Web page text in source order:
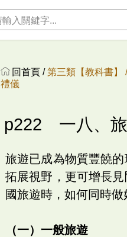
回首頁 /第三類【教科書】
禮儀
p222 一八、
旅遊已成為物質豐饒
拓展視野，更可增長
國旅遊時，如何同時
（一）一般旅遊